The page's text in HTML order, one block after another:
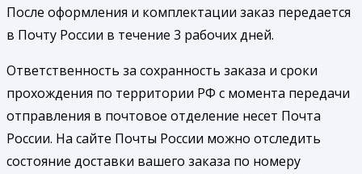
После оформления и комплектации заказ передается
в Почту России в течение 3 рабочих дней.
Ответственность за сохранность заказа и сроки
прохождения по территории РФ с момента передачи
отправления в почтовое отделение несет Почта
России. На сайте Почты России можно отследить
состояние доставки вашего заказа по номеру